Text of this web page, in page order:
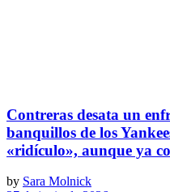
Contreras desata un
banquillos de los
«ridículo», aunque ya
by Sara Molnick